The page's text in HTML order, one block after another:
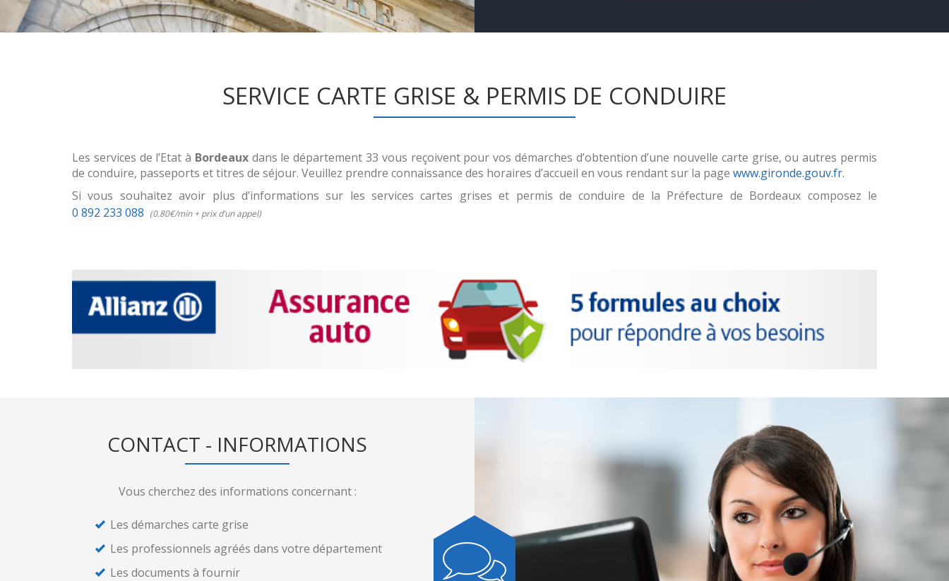
SERVICE CARTE GRISE & PERMIS DE CONDUIRE
Les services de l’Etat à Bordeauxdans le département 33 vous reçoivent pour vos démarches d’obtention d’une nouvelle carte grise, ou autres permis
de conduire, passeports et titres de séjour. Veuillez prendre connaissance des horaires d’accueil en vous rendant sur la page www.gironde.gouv.fr.
Si vous souhaitez avoir plus d’informations sur les services cartes grises et permis de conduire de la Préfecture de Bordeaux composez le
0 892 233 088 (0.80€/min + prix d’un appel)
CONTACT - INFORMATIONS
Vous cherchez des informations concernant :
Les démarches carte grise
Les professionnels agréés dans votre département
Les documents à fournir